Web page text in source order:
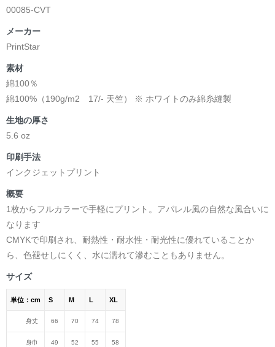
00085-CVT
メーカー
PrintStar
素材
綿100％
綿100%（190g/m2 17/- 天竺） ※ ホワイトのみ綿糸縫製
生地の厚さ
5.6 oz
印刷手法
インクジェットプリント
概要
1枚からフルカラーで手軽にプリント。アパレル風の自然な風合いに
なります
CMYKで印刷され、耐熱性・耐水性・耐光性に優れていることか
ら、色褪せしにくく、水に濡れて滲むこともありません。
サイズ
単位：cm S M L XL
身丈 66 70 74 78
身巾 49 52 55 58